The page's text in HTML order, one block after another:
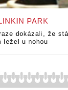
PARK
dokázali, že
ležel u nohou